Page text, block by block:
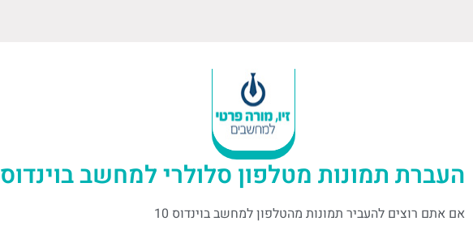
העברת תמונות מטלפון סלולרי למחשב בוינדוס 10
אם אתם רוצים להעביר תמונות מהטלפון למחשב בוינדוס 10